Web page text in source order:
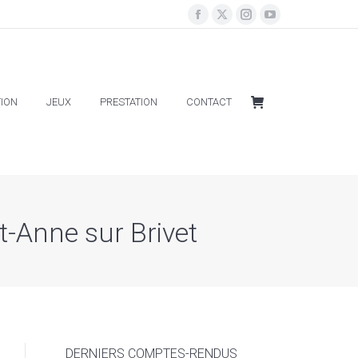
JEUX PRESTATION CONTACT
Anne sur Brivet
DERNIERS COMPTES-RENDUS